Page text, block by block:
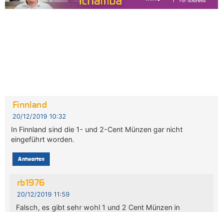
Finnland
20/12/2019 10:32
In Finnland sind die 1- und 2-Cent Münzen gar nicht
eingeführt worden.
Antworten
rb1976
20/12/2019 11:59
Falsch, es gibt sehr wohl 1 und 2 Cent Münzen in